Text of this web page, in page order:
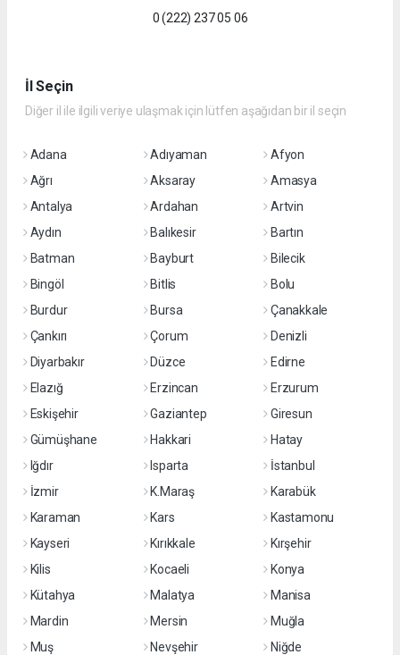
0 (222) 237 05 06
İl Seçin
Diğer il ile ilgili veriye ulaşmak için lütfen aşağıdan bir il seçin
Adana Adıyaman
Afyon
Ağrı
Aksaray
Amasya
Antalya
Ardahan
Artvin
Aydın
Balıkesir
Bartın
Batman
Bayburt
Bilecik
Bingöl
Bitlis
Bolu
Burdur
Bursa
Çanakkale
Çankırı
Çorum
Denizli
Diyarbakır
Düzce
Edirne
Elazığ
Erzincan
Erzurum
Eskişehir
Gaziantep
Giresun
Gümüşhane
Hakkari
Hatay
Iğdır
Isparta
İstanbul
İzmir
K.Maraş
Karabük
Karaman
Kars
Kastamonu
Kayseri
Kırıkkale
Kırşehir
Kilis
Kocaeli
Konya
Kütahya
Malatya
Manisa
Mardin
Mersin
Muğla
Muş
Nevşehir Niğde